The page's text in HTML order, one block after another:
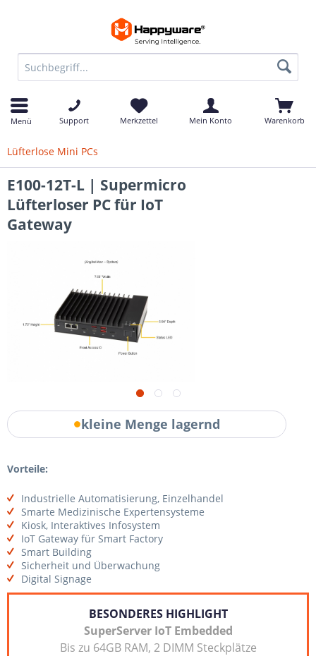
Menü Support Merkzettel Mein Konto Warenkorb
Lüfterlose Mini PCs
E100-12T-L | Supermicro
Lüfterloser PC für IoT
Gateway
kleine Menge lagernd
Vorteile:
Industrielle Automatisierung, Einzelhandel
Smarte Medizinische Expertensysteme
Kiosk, Interaktives Infosystem
IoT Gateway für Smart Factory
Smart Building
Sicherheit und Überwachung
Digital Signage
BESONDERES HIGHLIGHT
SuperServer IoT Embedded
Bis zu 64GB RAM, 2 DIMM Steckplätze